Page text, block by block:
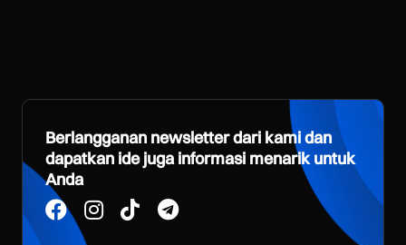
Berlangganan newsletter dari kami dan
dapatkan ide juga informasi menarik untuk
Anda